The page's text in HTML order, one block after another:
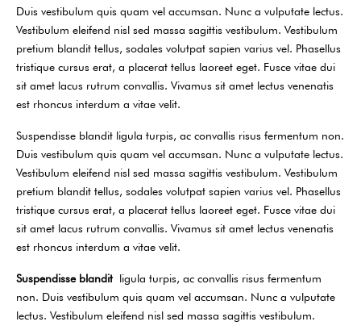
Duis vestibulum quis quam vel accumsan. Nunc a vulputate lectus.
Vestibulum eleifend nisl sed massa sagittis vestibulum. Vestibulum
pretium blandit tellus, sodales volutpat sapien varius vel. Phasellus
tristique cursus erat, a placerat tellus laoreet eget. Fusce vitae dui
sit amet lacus rutrum convallis. Vivamus sit amet lectus venenatis
est rhoncus interdum a vitae velit.
Suspendisse blandit ligula turpis, ac convallis risus fermentum non.
Duis vestibulum quis quam vel accumsan. Nunc a vulputate lectus.
Vestibulum eleifend nisl sed massa sagittis vestibulum. Vestibulum
pretium blandit tellus, sodales volutpat sapien varius vel. Phasellus
tristique cursus erat, a placerat tellus laoreet eget. Fusce vitae dui
sit amet lacus rutrum convallis. Vivamus sit amet lectus venenatis
est rhoncus interdum a vitae velit.
Suspendisse blandit ligula turpis, ac convallis risus fermentum
non. Duis vestibulum quis quam vel accumsan. Nunc a vulputate
lectus. Vestibulum eleifend nisl sed massa sagittis vestibulum.